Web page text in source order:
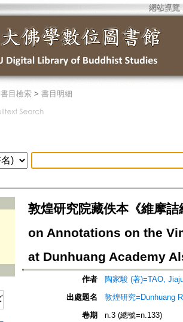
網站導覽
書目檢索 > 書目明細
敦煌研究院藏佚本《維摩
on Annotations on the
at Dunhuang Academy
作者
陶家駿 (著)=TAO,
出處題名
敦煌研究=Dunhuang
卷期
n.3 (總號=n.133)